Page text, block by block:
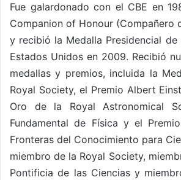
Fue galardonado con el CBE en
Companion of Honour (Compañero
y recibió la Medalla Presidencial
Estados Unidos en 2009. Recibió
medallas y premios, incluida la
Royal Society, el Premio Albert
Oro de la Royal Astronomical
Fundamental de Física y el
Fronteras del Conocimiento para
miembro de la Royal Society,
Pontificia de las Ciencias y